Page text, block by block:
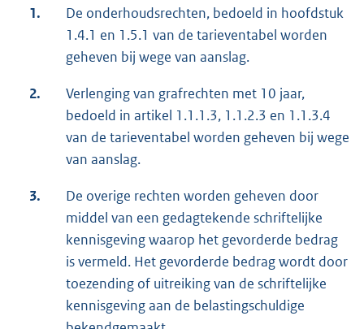
1.
De onderhoudsrechten, bedoeld in hoofdstuk
1.4.1 en 1.5.1 van de tarieventabel worden
geheven bij wege van aanslag.
2.
Verlenging van grafrechten met 10 jaar,
bedoeld in artikel 1.1.1.3, 1.1.2.3 en 1.1.3.4
van de tarieventabel worden geheven bij wege
van aanslag.
3.
De overige rechten worden geheven door
middel van een gedagtekende schriftelijke
kennisgeving waarop het gevorderde bedrag
is vermeld. Het gevorderde bedrag wordt door
toezending of uitreiking van de schriftelijke
kennisgeving aan de belastingschuldige